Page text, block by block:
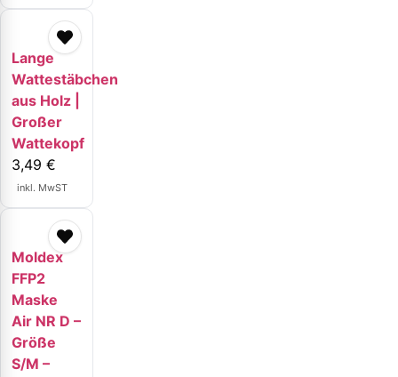
Lange
Wattestäbchen
aus Holz |
Großer
Wattekopf
3,49 €
inkl. MwST
Moldex
FFP2
Maske
Air NR D –
Größe
S/M –